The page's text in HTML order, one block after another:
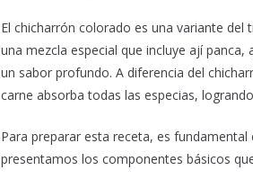
El chicharrón colorado es una variante
una mezcla especial que incluye ají
un sabor profundo. A diferencia del
carne absorba todas las especias,
Para preparar esta receta, es
presentamos los componentes básicos